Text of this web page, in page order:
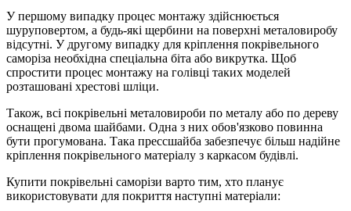
У першому випадку процес монтажу здійснюється
шуруповертом, а будь-які щербини на поверхні металовиробу
відсутні. У другому випадку для кріплення покрівельного
саморіза необхідна спеціальна біта або викрутка. Щоб
спростити процес монтажу на голівці таких моделей
розташовані хрестові шліци.
Також, всі покрівельні металовироби по металу або по дереву
оснащені двома шайбами. Одна з них обов'язково повинна
бути прогумована. Така прессшайба забезпечує більш надійне
кріплення покрівельного матеріалу з каркасом будівлі.
Купити покрівельні саморізи варто тим, хто планує
використовувати для покриття наступні матеріали: